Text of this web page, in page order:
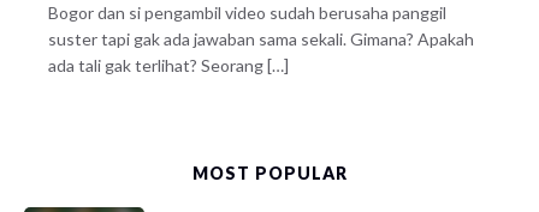
Bogor dan si pengambil video sudah berusaha panggil
suster tapi gak ada jawaban sama sekali. Gimana? Apakah
ada tali gak terlihat? Seorang […]
MOST POPULAR